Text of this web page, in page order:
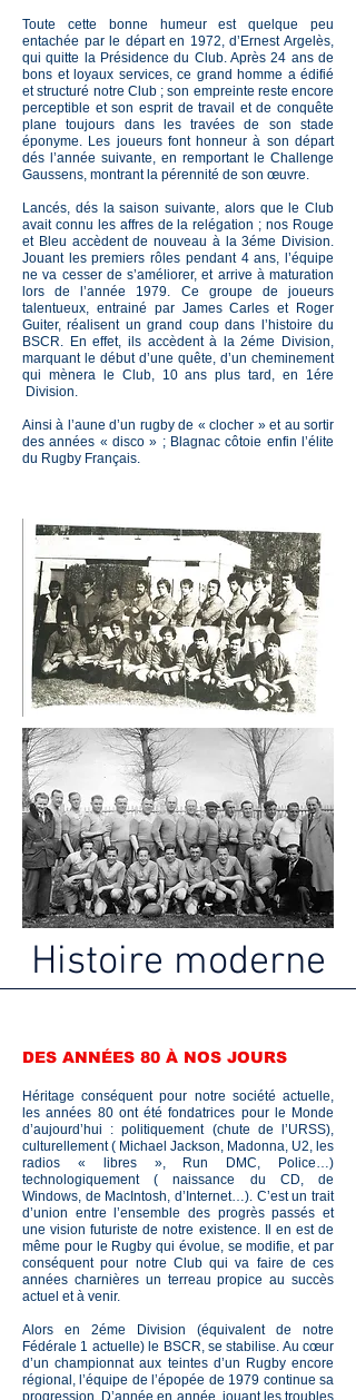
Toute cette bonne humeur est quelque peu
entachée par le départ en 1972, d’Ernest Argelès,
qui quitte la Présidence du Club. Après 24 ans de
bons et loyaux services, ce grand homme a édifié
et structuré notre Club ; son empreinte reste encore
perceptible et son esprit de travail et de conquête
plane toujours dans les travées de son stade
éponyme. Les joueurs font honneur à son départ
dés l’année suivante, en remportant le Challenge
Gaussens, montrant la pérennité de son œuvre.
Lancés, dés la saison suivante, alors que le Club
avait connu les affres de la relégation ; nos Rouge
et Bleu accèdent de nouveau à la 3éme Division.
Jouant les premiers rôles pendant 4 ans, l’équipe
ne va cesser de s’améliorer, et arrive à maturation
lors de l’année 1979. Ce groupe de joueurs
talentueux, entrainé par James Carles et Roger
Guiter, réalisent un grand coup dans l’histoire du
BSCR. En effet, ils accèdent à la 2éme Division,
marquant le début d’une quête, d’un cheminement
qui mènera le Club, 10 ans plus tard, en 1ére
Division.
Ainsi à l’aune d’un rugby de « clocher » et au sortir
des années « disco » ; Blagnac côtoie enfin l’élite
du Rugby Français.
Histoire moderne
DES ANNÉES 80 À NOS JOURS
Héritage conséquent pour notre société actuelle,
les années 80 ont été fondatrices pour le Monde
d’aujourd’hui : politiquement (chute de l’URSS),
culturellement ( Michael Jackson, Madonna, U2, les
radios « libres », Run DMC, Police…)
technologiquement ( naissance du CD, de
Windows, de MacIntosh, d’Internet…). C’est un trait
d’union entre l’ensemble des progrès passés et
une vision futuriste de notre existence. Il en est de
même pour le Rugby qui évolue, se modifie, et par
conséquent pour notre Club qui va faire de ces
années charnières un terreau propice au succès
actuel et à venir.
Alors en 2éme Division (équivalent de notre
Fédérale 1 actuelle) le BSCR, se stabilise. Au cœur
d’un championnat aux teintes d’un Rugby encore
régional, l’équipe de l’épopée de 1979 continue sa
progression. D’année en année, jouant les troubles